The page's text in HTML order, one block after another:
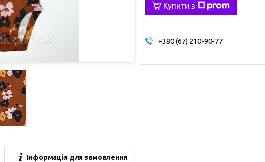
Купити з
+380 (67) 210-90-77
Інформація для замовлення